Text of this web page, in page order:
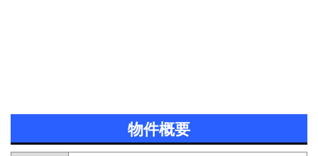
物件概要